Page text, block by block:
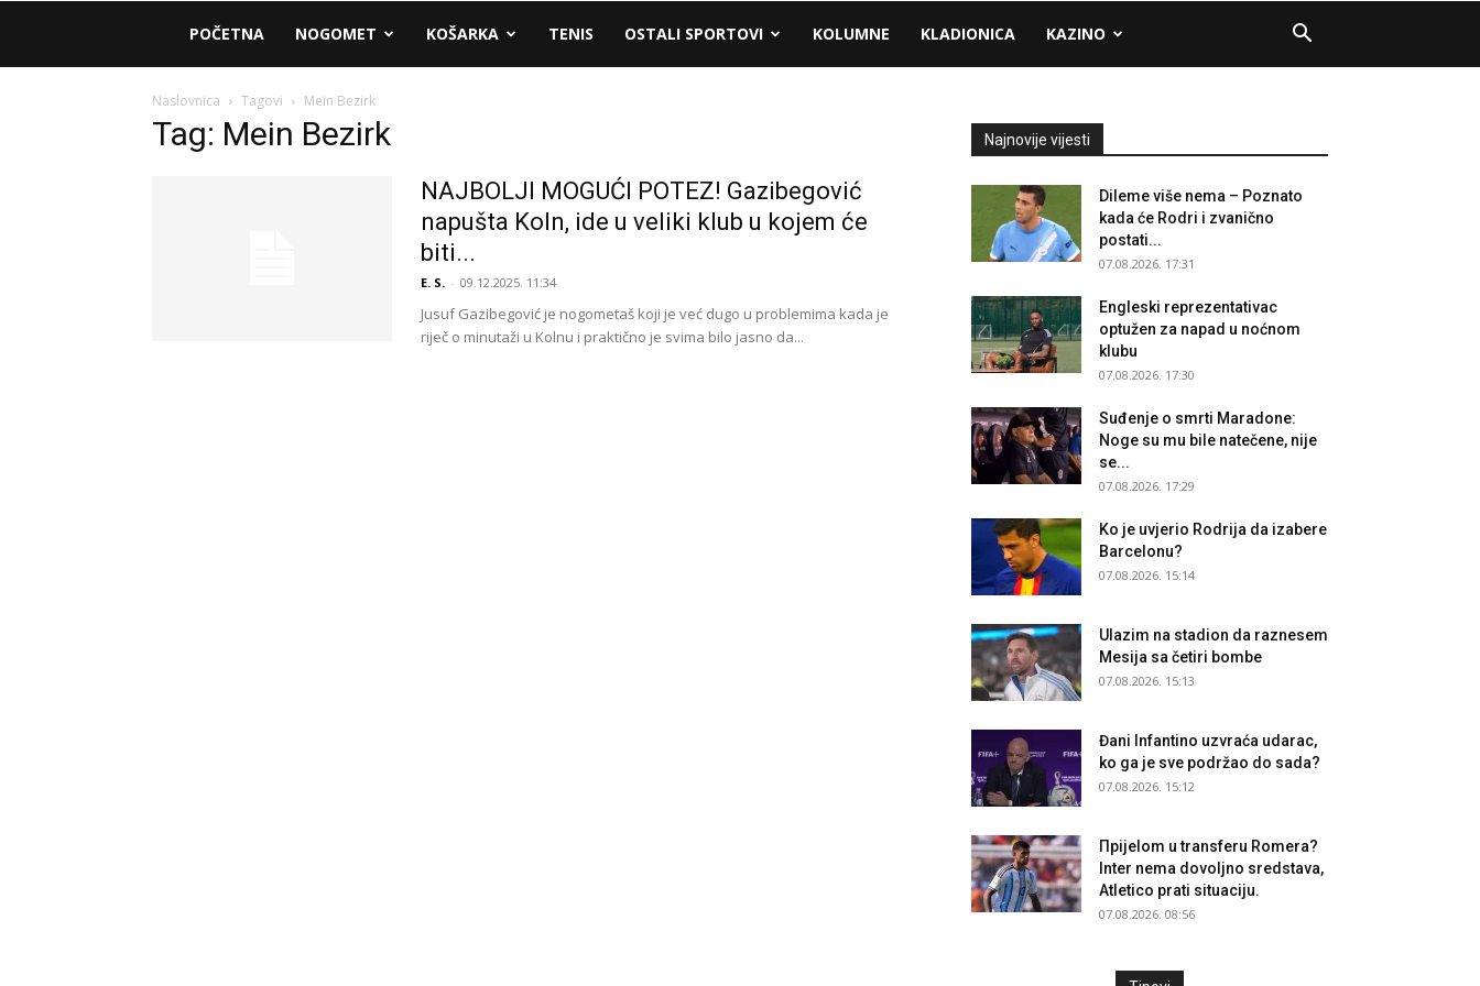
AM
Sport
POČETNA NOGOMET KOŠARKA TENIS OSTALI SPORTOVI KOLUMNE KLADIONICA KAZINO
Naslovnica Tagovi Mein Bezirk
Tag: Mein Bezirk
NAJBOLJI MOGUĆI POTEZ! Gazibegović
napušta Koln, ide u veliki klub u kojem će
biti...
E. S. - 09.12.2025. 11:34
Jusuf Gazibegović je nogometaš koji je već dugo u problemima kada je
riječ o minutaži u Kolnu i praktično je svima bilo jasno da...
Najnovije vijesti
Dileme više nema – Poznato
kada će Rodri i zvanično
postati...
07.08.2026. 17:31
Engleski reprezentativac
optužen za napad u noćnom
klubu
07.08.2026. 17:30
Suđenje o smrti Maradone:
Noge su mu bile natečene, nije
se...
07.08.2026. 17:29
Ko je uvjerio Rodrija da izabere
Barcelonu?
07.08.2026. 15:14
Ulazim na stadion da raznesem
Mesija sa četiri bombe
07.08.2026. 15:13
Đani Infantino uzvraća udarac,
ko ga je sve podržao do sada?
07.08.2026. 15:12
Прijelom u transferu Romera?
Inter nema dovoljno sredstava,
Atletico prati situaciju.
07.08.2026. 08:56